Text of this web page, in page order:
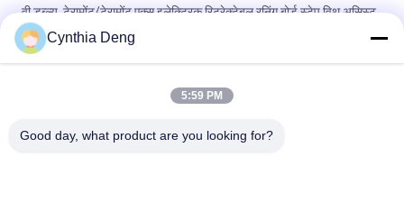
वी.डब्ल्यू. टेरामोंट/टेरामोंट एक्स इलेक्ट्रिक रिट्रेक्टेबल रनिंग बोर्ड स्टेप विथ असिस्ट
फुल ऑटोमैटिक
निसान नवरा के लिए स्वचालित विस्तार इलेक्ट्रिक साइड रनिंग बोर्ड सिस्टम
होंडा सीआर - वी इलेक्ट्रिक साइड चरण, एंटी स्किड ऑटो रिट्रैक्टेबल पावर लिफ्ट
Cynthia Deng
5:59 PM
Good day, what product are you looking for?